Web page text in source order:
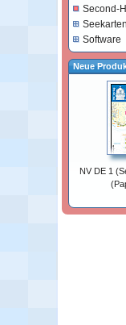
Second-
Seekarten
Software
Neue
NV DE 1